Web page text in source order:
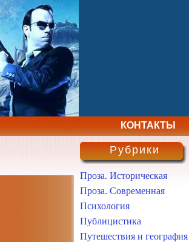
КОНТАКТЫ
Рубрики
Проза. Историческая
Проза. Современная
Психология
Публицистика
Путешествия и география